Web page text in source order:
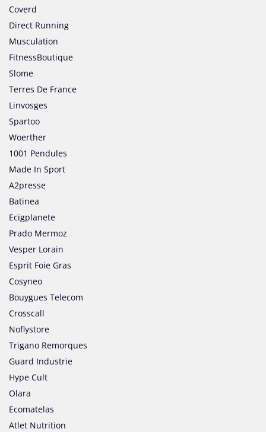
Coverd
Direct Running
Musculation
FitnessBoutique
Slome
Terres De France
Linvosges
Spartoo
Woerther
1001 Pendules
Made In Sport
A2presse
Batinea
Ecigplanete
Prado Mermoz
Vesper Lorain
Esprit Foie Gras
Cosyneo
Bouygues Telecom
Crosscall
Noflystore
Trigano Remorques
Guard Industrie
Hype Cult
Olara
Ecomatelas
Atlet Nutrition